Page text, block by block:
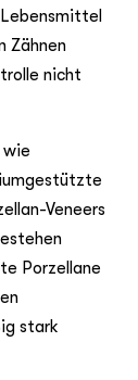
Zähnen
nicht
wie
Veneers
Porzellane
stark